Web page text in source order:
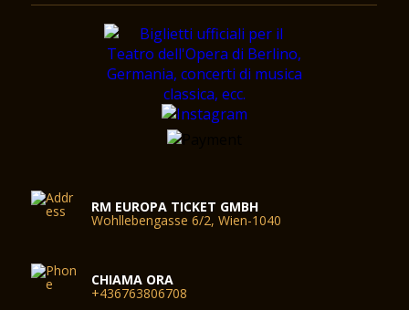
RM EUROPA TICKET GMBH
Wohllebengasse 6/2, Wien-1040
CHIAMA ORA
+436763806708